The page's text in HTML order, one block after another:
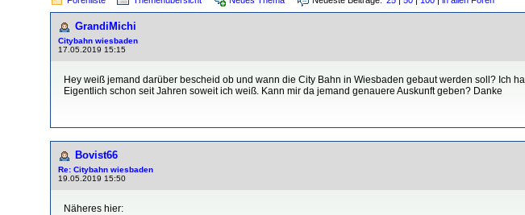
GrandiMichi
Citybahn wiesbaden
17.05.2019 15:15
Hey weiß jemand darüber bescheid ob und wann die City Bahn in Wiesbaden gebaut werden soll? Ich
Eigentlich schon seit Jahren soweit ich weiß. Kann mir da jemand genauere Auskunft geben? Danke
Bovist66
Re: Citybahn wiesbaden
19.05.2019 15:50
Näheres hier: